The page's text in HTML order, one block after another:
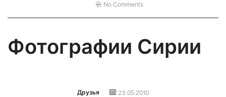
No Comments
Фотографии Сирии
Друзья 23.05.2010